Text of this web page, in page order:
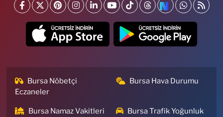
Bursa Nöbetçi
Eczaneler
Bursa Hava Durumu
Bursa Namaz Vakitleri
Bursa Trafik Yoğunluk